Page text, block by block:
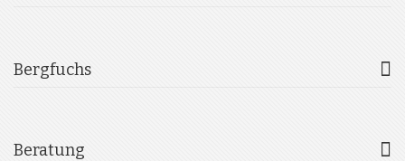
Bergfuchs
Beratung